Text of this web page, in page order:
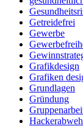
Getreidefrei
Gewerbe
Grafikdesign
Grafiken
Grundlagen
Gründung